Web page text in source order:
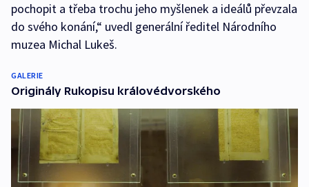
pochopit a třeba trochu jeho myšlenek a ideálů převzala
do svého konání,“ uvedl generální ředitel Národního
muzea Michal Lukeš.
GALERIE
Originály Rukopisu královédvorského